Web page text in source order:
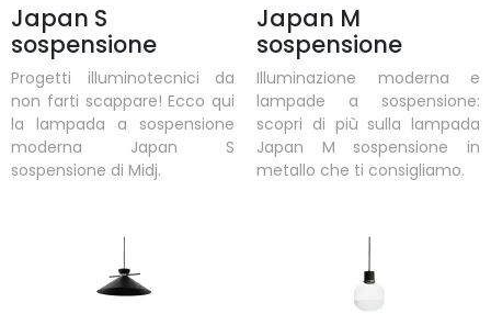
Japan S
sospensione
Progetti illuminotecnici da
non farti scappare! Ecco qui
la lampada a sospensione
moderna Japan S
sospensione di Midj.
Japan M
sospensione
Illuminazione moderna e
lampade a sospensione:
scopri di più sulla lampada
Japan M sospensione in
metallo che ti consigliamo.